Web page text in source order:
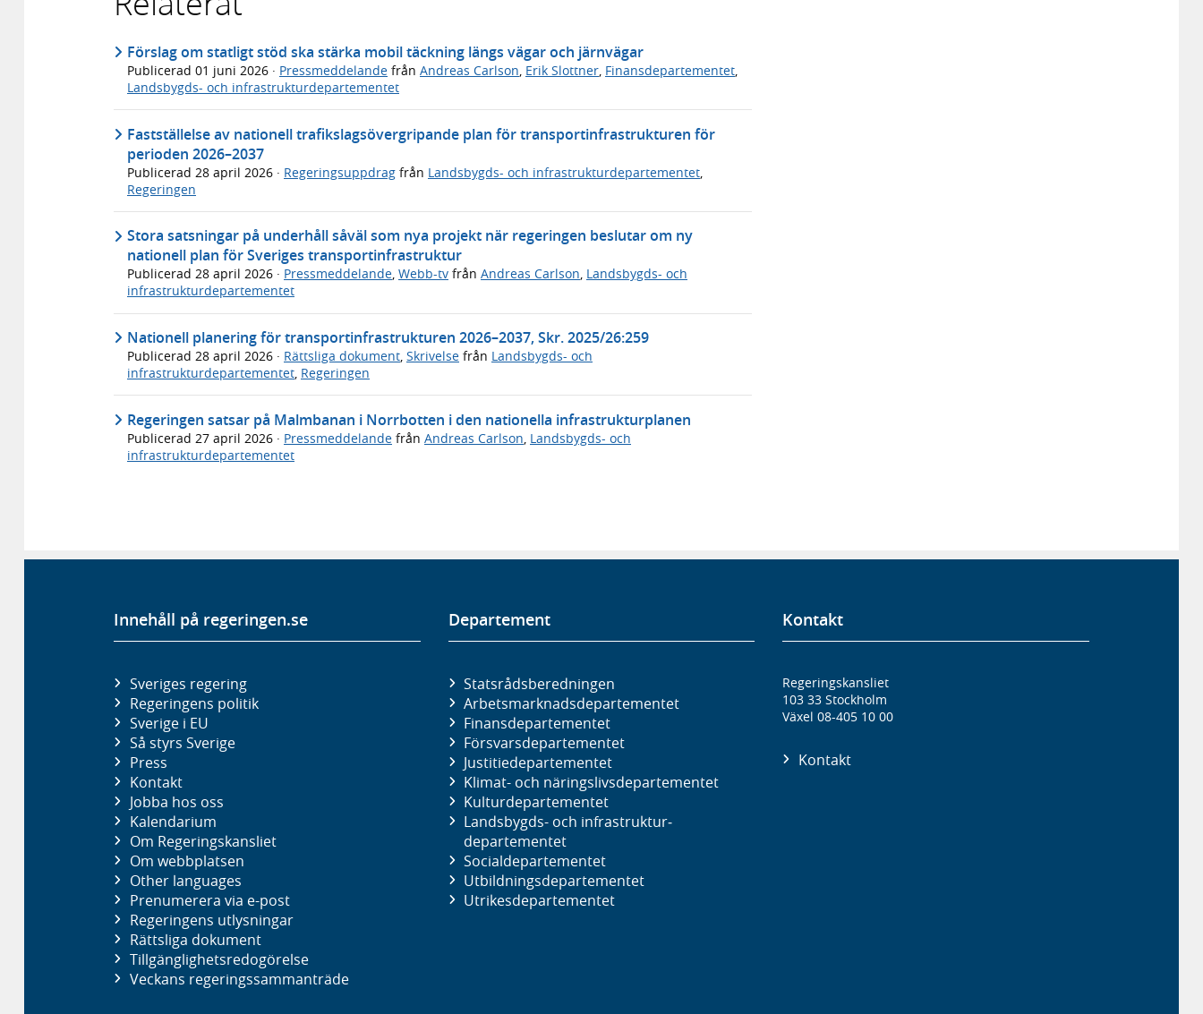
Förslag om statligt stöd ska stärka mobil täckning längs vägar och järnvägar
Publicerad 01 juni 2026 · Pressmeddelande från Andreas Carlson, Erik Slottner, Finansdepartementet,
Landsbygds- och infrastrukturdepartementet
Fastställelse av nationell trafikslagsövergripande plan för transportinfrastrukturen för
perioden 2026–2037
Publicerad 28 april 2026 · Regeringsuppdrag från Landsbygds- och infrastrukturdepartementet
Regeringen
Stora satsningar på underhåll såväl som nya projekt när regeringen beslutar om ny
nationell plan för Sveriges transportinfrastruktur
Publicerad 28 april 2026 · Pressmeddelande, Webb-tv från Andreas Carlson, Landsbygds- och
infrastrukturdepartementet
Nationell planering för transportinfrastrukturen 2026–2037, Skr. 2025/26:259
Publicerad 28 april 2026 · Rättsliga dokument, Skrivelse från Landsbygds- och
infrastrukturdepartementet, Regeringen
Regeringen satsar på Malmbanan i Norrbotten i den nationella infrastrukturplanen
Publicerad 27 april 2026 · Pressmeddelande från Andreas Carlson Landsbygds- och
infrastrukturdepartementet
Innehåll på regeringen.se
Sveriges regering
Regeringens politik
Sverige i EU
Så styrs Sverige
Press
Kontakt
Jobba hos oss
Kalendarium
Om Regeringskansliet
Om webbplatsen
Other languages
Prenumerera via e-post
Regeringens utlysningar
Rättsliga dokument
Tillgänglighetsredogörelse
Veckans regeringssammanträde
Departement
Statsrådsberedningen
Arbetsmarknads­departementet
Finans­departementet
Försvars­departementet
Justitie­departementet
Klimat- och näringslivs­departementet
Kultur­departementet
Landsbygds- och infrastruktur­
departementet
Social­departementet
Utbildnings­departementet
Utrikes­departementet
Kontakt
Regeringskansliet
103 33 Stockholm
Växel 08-405 10 00
Kontakt